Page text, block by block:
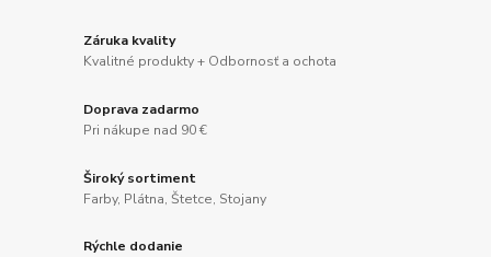
Záruka kvality
Kvalitné produkty + Odbornosť a ochota
Doprava zadarmo
Pri nákupe nad 90 €
Široký sortiment
Farby, Plátna, Štetce, Stojany
Rýchle dodanie